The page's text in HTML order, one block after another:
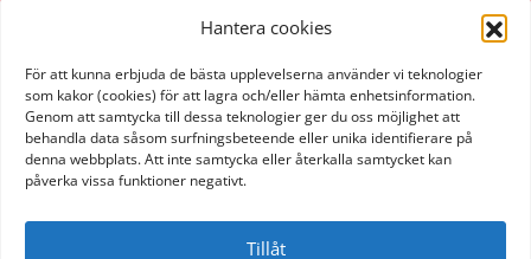
Hantera cookies
För att kunna erbjuda de bästa upplevelserna använder vi teknologier
som kakor (cookies) för att lagra och/eller hämta enhetsinformation.
Genom att samtycka till dessa teknologier ger du oss möjlighet att
behandla data såsom surfningsbeteende eller unika identifierare på
denna webbplats. Att inte samtycka eller återkalla samtycket kan
påverka vissa funktioner negativt.
Tillåt
Följ oss